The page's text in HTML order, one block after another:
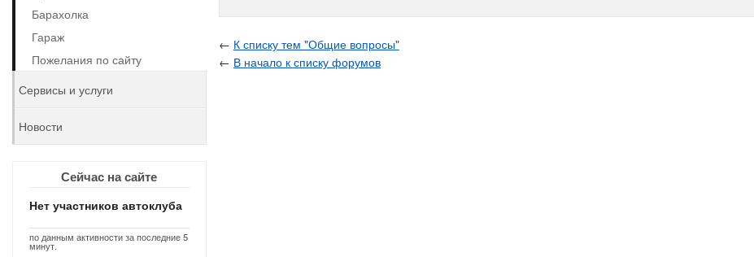
← К списку тем "Общие вопросы"
← В начало к списку форумов
Барахолка
Гараж
Пожелания по сайту
Сервисы и услуги
Новости
Сейчас на сайте
Нет участников автоклуба
по данным активности за последние 5
минут.